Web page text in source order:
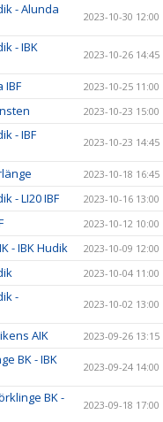
- Alunda
2023-10-30 12:00
- IBK
2023-10-26 14:45
IBF 2023-10-25 11:00
2023-10-23 15:00
- IBF
2023-10-23 14:45
2023-10-18 16:45
- LI20 IBF 2023-10-16 13:00
2023-10-12 10:00
- IBK Hudik 2023-10-09 12:00
2023-10-04 11:00
-
2023-10-02 13:00
AIK 2023-09-26 13:15
BK - IBK
2023-09-24 14:00
BK -
2023-09-18 17:00